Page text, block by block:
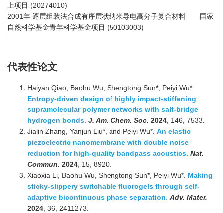
上项目 (20274010)
2001年 逐层组装法合成有序层状纳米导电高分子复合材料——国家
自然科学基金青年科学基金项目 (50103003)
代表性论文
Haiyan Qiao, Baohu Wu, Shengtong Sun*, Peiyi Wu*.
Entropy-driven design of highly impact-stiffening
supramolecular polymer networks with salt-bridge
hydrogen bonds. J. Am. Chem. Soc. 2024, 146, 7533.
Jialin Zhang, Yanjun Liu*, and Peiyi Wu*. An elastic
piezoelectric nanomembrane with double noise
reduction for high-quality bandpass acoustics. Nat.
Commun. 2024, 15, 8920.
Xiaoxia Li, Baohu Wu, Shengtong Sun*, Peiyi Wu*. Making
sticky-slippery switchable fluorogels through self-
adaptive bicontinuous phase separation. Adv. Mater.
2024, 36, 2411273.